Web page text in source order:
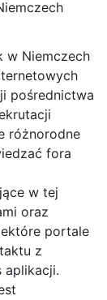
w Niemczech
pośrednictwa
różnorodne
fora
w tej
oraz
portale
z
aplikacji.